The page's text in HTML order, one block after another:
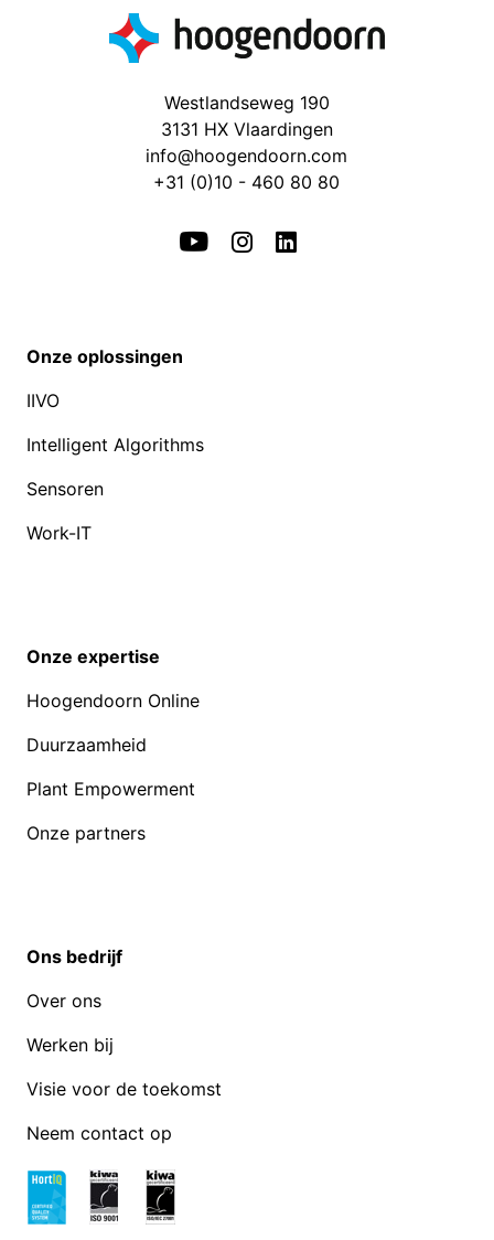
Westlandseweg 190
3131 HX Vlaardingen
info@hoogendoorn.com
+31 (0)10 - 460 80 80
Onze oplossingen
IIVO
Intelligent Algorithms
Sensoren
Work-IT
Onze expertise
Hoogendoorn Online
Duurzaamheid
Plant Empowerment
Onze partners
Ons bedrijf
Over ons
Werken bij
Visie voor de toekomst
Neem contact op